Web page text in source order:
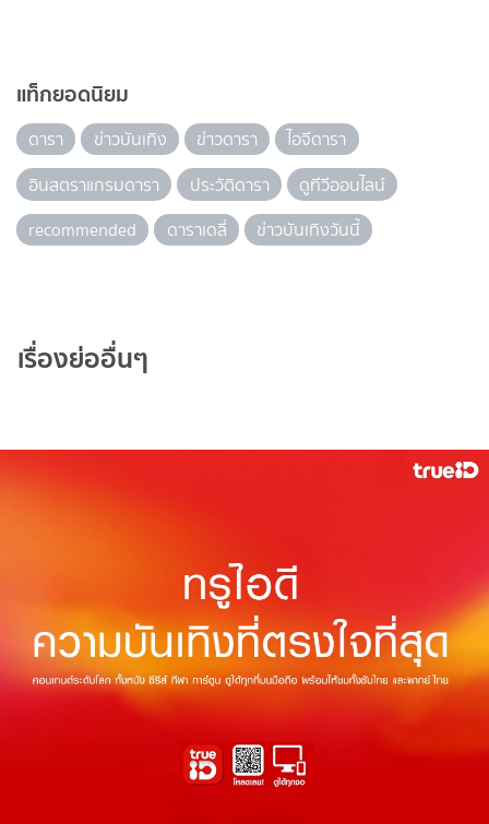
แท็กยอดนิยม
ดารา ข่าวบันเทิง ข่าวดารา
ไอจีดารา
อินสตราแกรมดารา
ประวัติดารา
ดูทีวีออนไลน์
recommended
ดาราเดลี่ ข่าวบันเทิงวันนี้
เรื่องย่ออื่นๆ